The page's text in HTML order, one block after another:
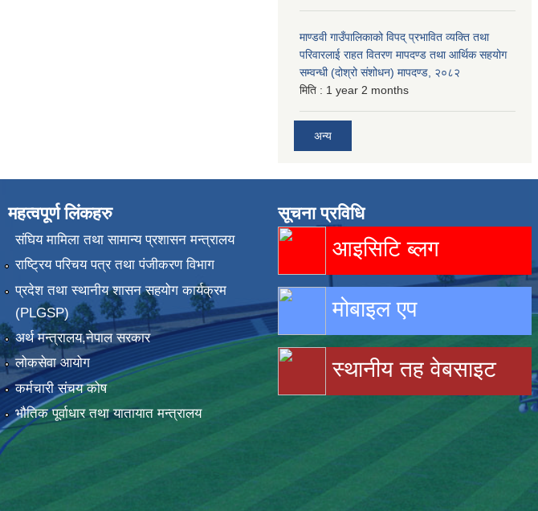
माण्डवी गाउँपालिकाको विपद् प्रभावित व्यक्ति तथा
परिवारलाई राहत वितरण मापदण्ड तथा आर्थिक सहयोग
सम्वन्धी (दोश्रो संशोधन) मापदण्ड, २०८२
मिति : 1 year 2 months
अन्य
महत्वपूर्ण लिंकहरु
संघिय मामिला तथा सामान्य प्रशासन मन्त्रालय
राष्ट्रिय परिचय पत्र तथा पंजीकरण विभाग
प्रदेश तथा स्थानीय शासन सहयोग कार्यक्रम
(PLGSP)
अर्थ मन्त्रालय,नेपाल सरकार
लोकसेवा आयोग
कर्मचारी संचय कोष
भौतिक पूर्वाधार तथा यातायात मन्त्रालय
सूचना प्रविधि
आइसिटि ब्लग
मोबाइल एप
स्थानीय तह वेबसाइट